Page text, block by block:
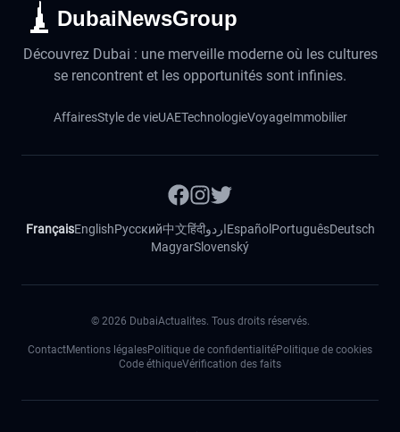
DubaiNewsGroup
Découvrez Dubai : une merveille moderne où les cultures
se rencontrent et les opportunités sont infinies.
AffairesStyle de vieUAETechnologieVoyageImmobilier
FrançaisEnglishРусский中文हिंदीاردوEspañol PortuguêsDeutsch
MagyarSlovenský
© 2026 DubaiActualites. Tous droits réservés.
ContactMentions légalesPolitique de confidentialitéPolitique de cookies
Code éthiqueVérification des faits